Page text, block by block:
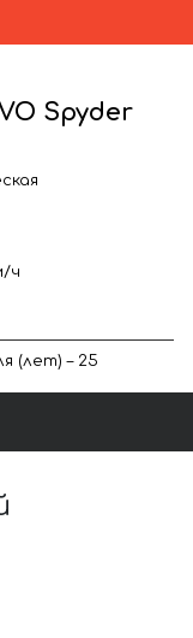
Spyder
ч
(лет) – 25